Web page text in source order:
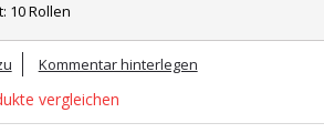
10 Rollen
Kommentar hinterlegen
vergleichen